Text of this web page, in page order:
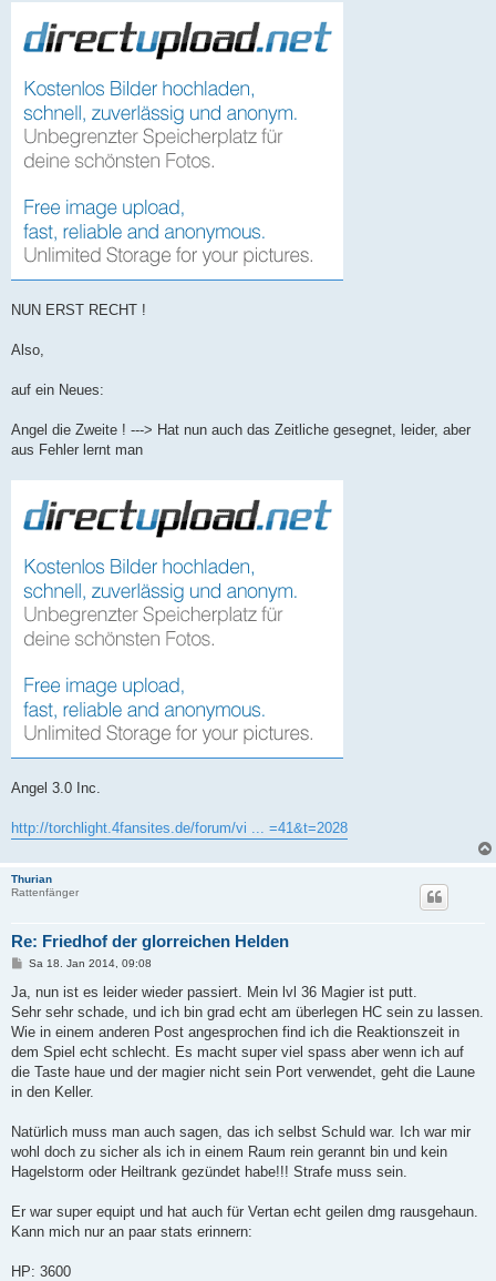
NUN ERST RECHT !
Also,
auf ein Neues:
Angel die Zweite ! ---> Hat nun auch das Zeitliche gesegnet, leider, aber
aus Fehler lernt man
Angel 3.0 Inc.
http://torchlight.4fansites.de/forum/vi ... =41&t=2028
Thurian
Rattenfänger
Re: Friedhof der glorreichen Helden
B
i
r
a
Sa 18. Jan 2014, 09:08
Ja, nun ist es leider wieder passiert. Mein lvl 36 Magier ist putt.
Sehr sehr schade, und ich bin grad echt am überlegen HC sein zu lassen.
Wie in einem anderen Post angesprochen find ich die Reaktionszeit in
dem Spiel echt schlecht. Es macht super viel spass aber wenn ich auf
die Taste haue und der magier nicht sein Port verwendet, geht die Laune
in den Keller.
Natürlich muss man auch sagen, das ich selbst Schuld war. Ich war mir
wohl doch zu sicher als ich in einem Raum rein gerannt bin und kein
Hagelstorm oder Heiltrank gezündet habe!!! Strafe muss sein.
Er war super equipt und hat auch für Vertan echt geilen dmg rausgehaun.
Kann mich nur an paar stats erinnern:
HP: 3600